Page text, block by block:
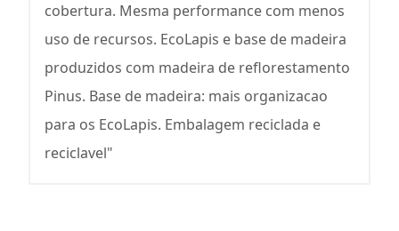
cobertura. Mesma performance com menos
uso de recursos. EcoLapis e base de madeira
produzidos com madeira de reflorestamento
Pinus. Base de madeira: mais organizacao
para os EcoLapis. Embalagem reciclada e
reciclavel"